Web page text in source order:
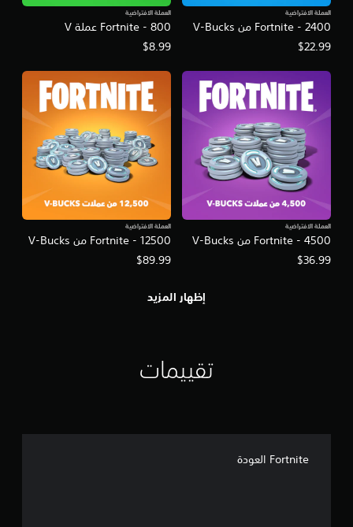
Fortnite - 2400 من V-Bucks
العملة الافتراضية
$22.99
Fortnite - 800 عملة V
العملة الافتراضية
$8.99
Fortnite - 4500 من V-Bucks
العملة الافتراضية
$36.99
Fortnite - 12500 من V-Bucks
العملة الافتراضية
$89.99
إظهار المزيد
تقييمات
Fortnite العودة